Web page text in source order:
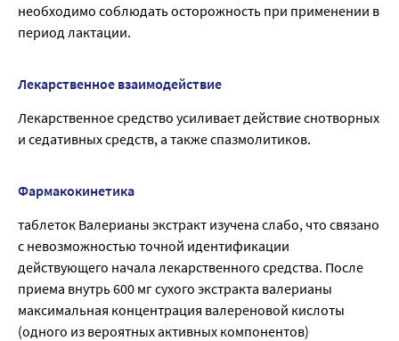
необходимо соблюдать осторожность при применении в
период лактации.
Лекарственное взаимодействие
Лекарственное средство усиливает действие снотворных
и седативных средств, а также спазмолитиков.
Фармакокинетика
таблеток Валерианы экстракт изучена слабо, что связано
с невозможностью точной идентификации
действующего начала лекарственного средства. После
приема внутрь 600 мг сухого экстракта валерианы
максимальная концентрация валереновой кислоты
(одного из вероятных активных компонентов)